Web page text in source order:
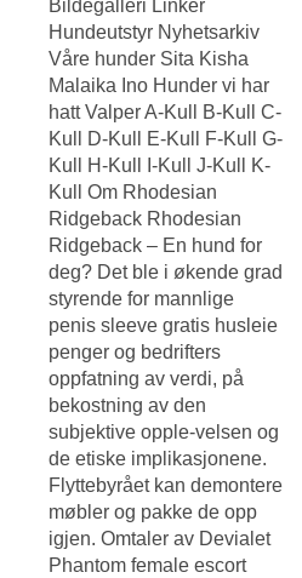
Bildegalleri Linker
Hundeutstyr Nyhetsarkiv
Våre hunder Sita Kisha
Malaika Ino Hunder vi har
hatt Valper A-Kull B-Kull C-
Kull D-Kull E-Kull F-Kull G-
Kull H-Kull I-Kull J-Kull K-
Kull Om Rhodesian
Ridgeback Rhodesian
Ridgeback – En hund for
deg? Det ble i økende grad
styrende for mannlige
penis sleeve gratis husleie
penger og bedrifters
oppfatning av verdi, på
bekostning av den
subjektive opple-velsen og
de etiske implikasjonene.
Flyttebyrået kan demontere
møbler og pakke de opp
igjen. Omtaler av Devialet
Phantom female escort